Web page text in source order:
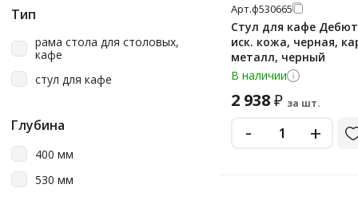
Тип
рама стола для столовых,
кафе
стул для кафе
Глубина
400 мм
530 мм
Арт.ф530665
Стул для кафе
иск. кожа, черная,
металл, черный
В наличии
2 938₽ за шт.
- +